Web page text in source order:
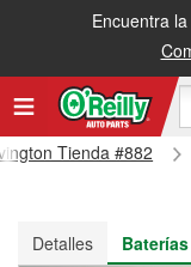
Encuentra
Recibe tu orden
Tienda #882
Detalles